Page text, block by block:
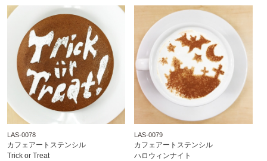
LAS-0078
カフェアートステンシル
Trick or Treat
LAS-0079
カフェアートステンシル
ハロウィンナイト